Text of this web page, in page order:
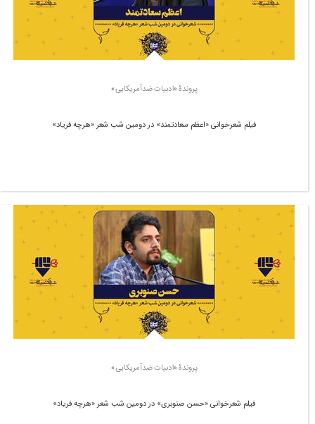
پروندۀ «ادبیات ضدآمریکایی»
فیلم شعرخوانی «اعظم سعادتمند» در دومین شب شعر «هرچه فریاد»
پروندۀ «ادبیات ضدآمریکایی»
فیلم شعرخوانی «حسن صنوبری» در دومین شب شعر «هرچه فریاد»